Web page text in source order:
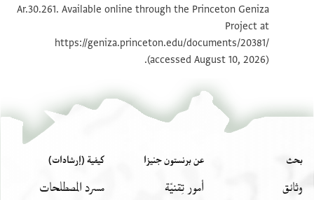
بيان أذونات الصورة
Ar.30.261. Available online through the Princeton Geniza
Project at
https://geniza.princeton.edu/documents/20381/
(accessed August 10, 2026).
بحث
وثائق
عن برنستون جنيزا
أمور تِقنيّة
كيفية (إرشادات)
مسرد المصطلحات